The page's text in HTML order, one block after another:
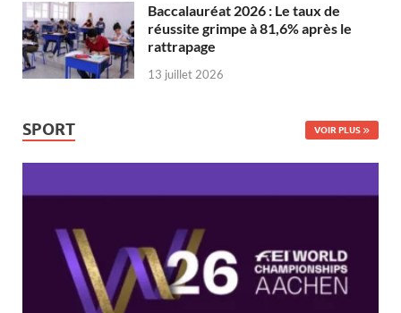
Baccalauréat 2026 : Le taux de
réussite grimpe à 81,6% après le
rattrapage
13 juillet 2026
SPORT VOIR PLUS